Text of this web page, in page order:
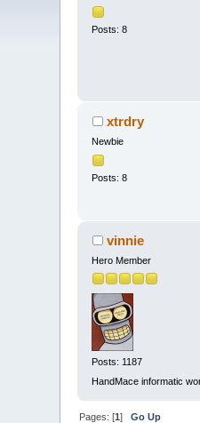
Posts: 8
xtrdry
Newbie
Posts: 8
vinnie
Hero Member
Posts: 1187
HandMace informatic
Pages: [1]Go Up